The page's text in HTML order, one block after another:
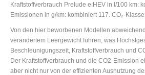
Kraftstoffverbrauch Prelude e:HEV in l/100 km:
Emissionen in g/km: kombiniert 117. CO₂-
Von den hier beworbenen Modellen
verändertem Leergewicht führen, was
Beschleunigungszeit, Kraftstoffverbrauch und
Der Kraftstoffverbrauch und die CO2-Emission
aber nicht nur von der effizienten Ausnutzung